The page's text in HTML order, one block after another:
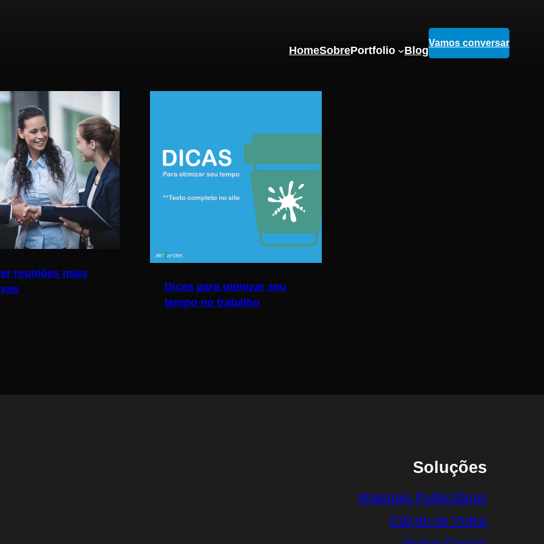
HomeSobrePortfolio Blog
Vamos conversar
reuniões mais
Dicas para otimizar seu
tempo no trabalho
Soluções
Materiais Publicitários
Edição de Vídeo